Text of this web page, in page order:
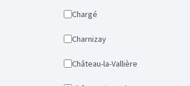
Chargé
Charnizay
Château-la-Vallière